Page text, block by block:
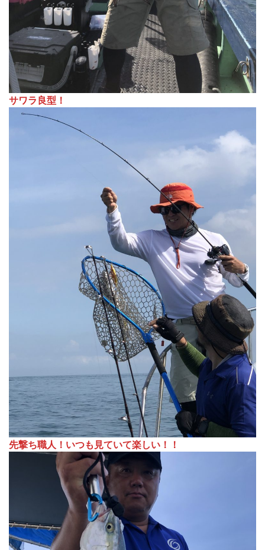
サワラ良型！
先撃ち職人！いつも見ていて楽しい！！